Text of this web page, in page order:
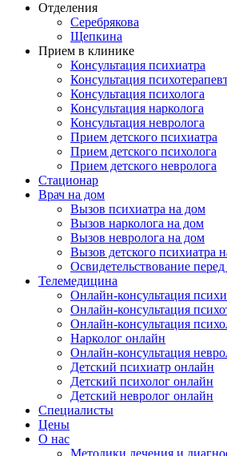
Отделения
Серебрякова
Щепкина
Прием в клинике
Консультация психиатра
Консультация
Консультация психолога
Консультация нарколога
Консультация невролога
Прием детского психиатра
Прием детского психолога
Прием детского невролога
Стационар
Врач на дом
Вызов психиатра на дом
Вызов нарколога на дом
Вызов невролога на дом
Вызов детского психиатра
Освидетельствование перед
Телемедицина
Онлайн-консультация
Онлайн-консультация
Онлайн-консультация
Нарколог онлайн
Онлайн-консультация
Детский психиатр онлайн
Детский психолог онлайн
Детский невролог онлайн
Специалисты
Цены
О нас